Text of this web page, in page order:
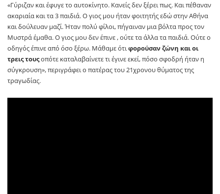
«Γύριζαν και έφυγε το αυτοκίνητο. Κανείς δεν ξέρει πως. Και πέθαναν
ακαριαία και τα 3 παιδιά. Ο γιος μου ήταν φοιτητής εδώ στην Αθήνα
και δούλευαν μαζί. Ήταν πολύ φίλοι, πήγαιναν μια βόλτα προς τον
Μυστρά έμαθα. Ο γιος μου δεν έπινε , ούτε τα άλλα τα παιδιά. Ούτε ο
οδηγός έπινε από όσο ξέρω. Μάθαμε ότιφορούσαν ζώνη και οι
τρεις τουςοπότε καταλαβαίνετε τι έγινε εκεί, πόσο σφοδρή ήταν η
σύγκρουση», περιγράφει ο πατέρας του 21χρονου θύματος της
τραγωδίας.